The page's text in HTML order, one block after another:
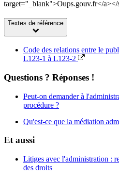
target="_blank">Oups.gouv.fr</a></
Textes de référence
Code des relations entre le
L123-1 à L123-2
Questions ? Réponses !
Peut-on demander à
procédure ?
Qu'est-ce que la médiation
Et aussi
Litiges avec l'administration :
des droits